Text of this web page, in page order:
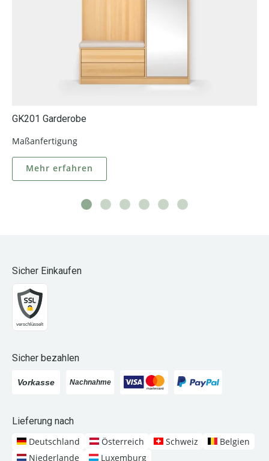
GK201 Garderobe
Maßanfertigung
Mehr erfahren
Sicher Einkaufen
Sicher bezahlen
Lieferung nach
Deutschland
Österreich Schweiz
Belgien
Niederlande
Luxemburg